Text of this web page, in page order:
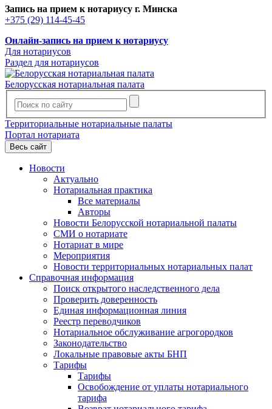
Запись на прием к нотариусу г. Минска
+375 (29) 114-45-45
Онлайн-запись на прием к нотариусу
Для нотариусов
Раздел для нотариусов
Белорусская нотариальная палата
Территориальные нотариальные палаты
Портал нотариата
Весь сайт
Новости
Актуально
Нотариальная практика
Все материалы
Авторы
Новости Белорусской нотариальной палаты
СМИ о нотариате
Нотариат в мире
Мероприятия
Новости территориальных нотариальных палат
Справочная информация
Поиск открытого наследственного дела
Проверить доверенность
Единая информационная линия
Реестр переводчиков
Нотариальное обслуживание агрогородков
Законодательство
Локальные правовые акты БНП
Тарифы
Тарифы
Освобождение от уплаты нотариального
тарифа